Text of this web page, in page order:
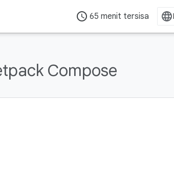
access_time 65 menit tersisa
Compose